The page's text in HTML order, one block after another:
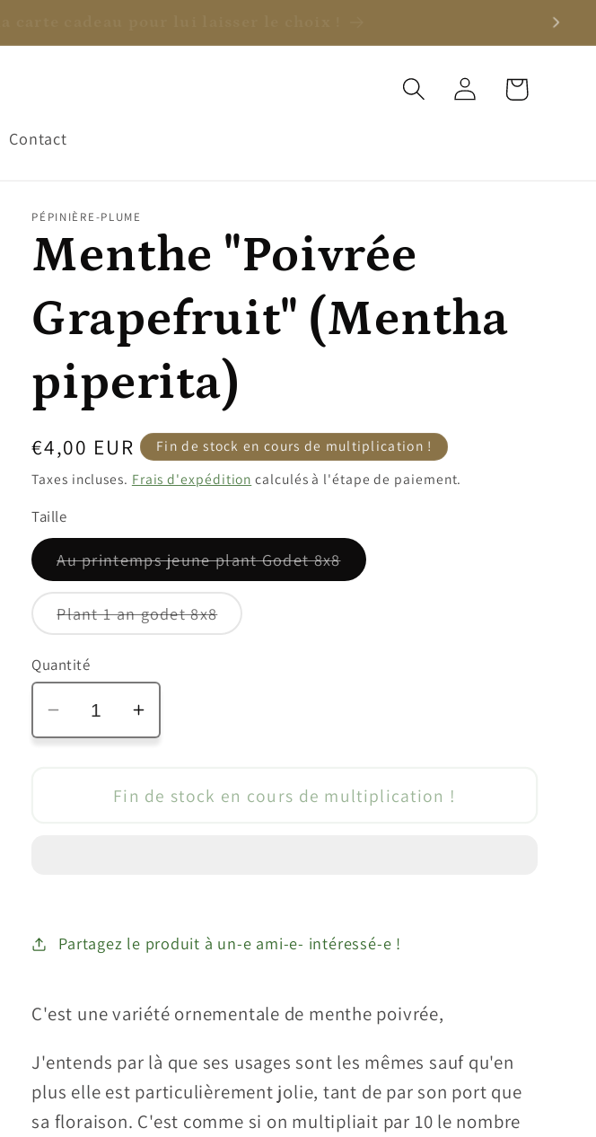
Contact
Connexion Panier
PÉPINIÈRE-PLUME
Menthe "Poivrée
Grapefruit" (Mentha
piperita)
Prix
habituel
€4,00 EUR
Fin de stock en cours de multiplication !
Taxes incluses. Frais d'expédition calculés à l'étape de paiement.
Taille
Au printemps jeune plant Godet 8x8Variante
épuisée
Plant 1 an godet 8x8Variante
épuisée
Quantité
Réduire
la
Augmenter
la
de
Fin de stock en cours de multiplication !
Partagez le produit à un-e ami-e- intéressé-e !
C'est une variété ornementale de menthe poivrée,
J'entends par là que ses usages sont les mêmes sauf qu'en
plus elle est particulièrement jolie, tant de par son port que
sa floraison. C'est comme si on multipliait par 10 le nombre